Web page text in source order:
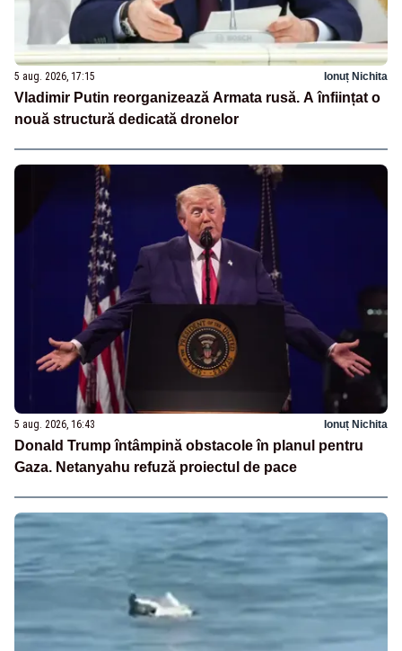
5 aug. 2026, 17:15 Ionuț Nichita
Vladimir Putin reorganizează Armata rusă. A înființat o
nouă structură dedicată dronelor
5 aug. 2026, 16:43 Ionuț Nichita
Donald Trump întâmpină obstacole în planul pentru
Gaza. Netanyahu refuză proiectul de pace